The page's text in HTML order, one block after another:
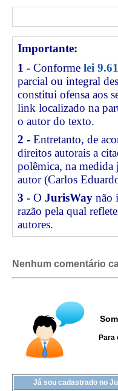
Importante:
1 - Conforme lei
parcial ou integral
constitui ofensa aos
link localizado na
o autor do texto.
2 - Entretanto, de
direitos autorais a
polêmica, na
autor (Carlos
3 - O JurisWay não
razão pela qual
autores.
Nenhum comentário
Para
Já sou cadastrado no